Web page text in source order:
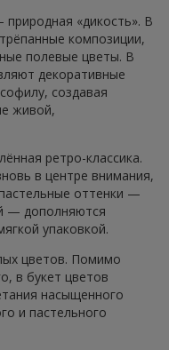
«дикость». В
композиции,
полевые цветы. В
декоративные
создавая
живой,
ретро-классика.
в центре внимания,
оттенки —
— дополняются
упаковкой.
цветов. Помимо
в букет цветов
насыщенного
и пастельного